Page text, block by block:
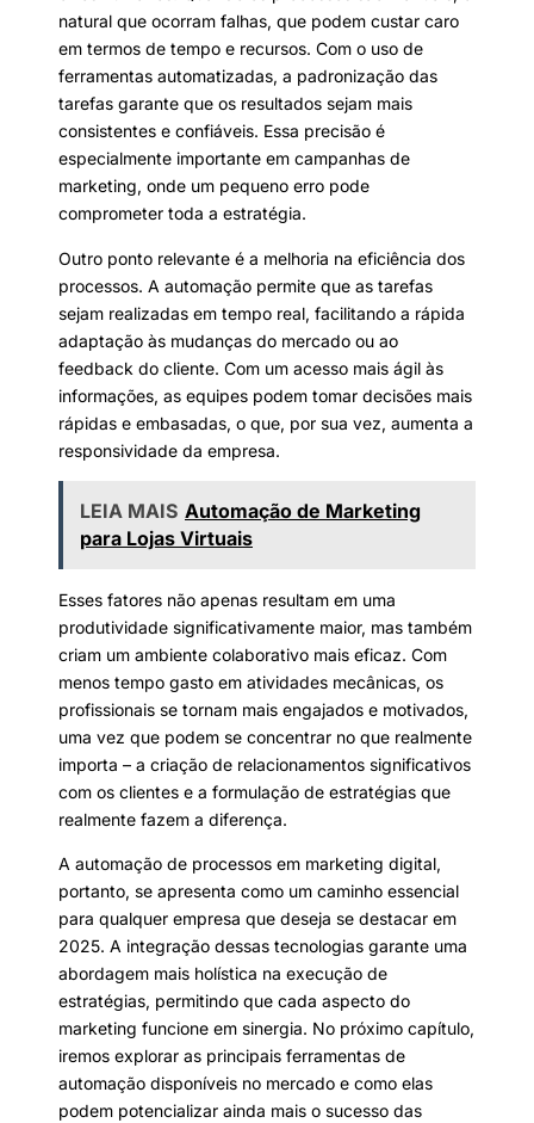
natural que ocorram falhas, que podem custar caro
em termos de tempo e recursos. Com o uso de
ferramentas automatizadas, a padronização das
tarefas garante que os resultados sejam mais
consistentes e confiáveis. Essa precisão é
especialmente importante em campanhas de
marketing, onde um pequeno erro pode
comprometer toda a estratégia.
Outro ponto relevante é a melhoria na eficiência dos
processos. A automação permite que as tarefas
sejam realizadas em tempo real, facilitando a rápida
adaptação às mudanças do mercado ou ao
feedback do cliente. Com um acesso mais ágil às
informações, as equipes podem tomar decisões mais
rápidas e embasadas, o que, por sua vez, aumenta a
responsividade da empresa.
LEIA MAIS Automação de Marketing
para Lojas Virtuais
Esses fatores não apenas resultam em uma
produtividade significativamente maior, mas também
criam um ambiente colaborativo mais eficaz. Com
menos tempo gasto em atividades mecânicas, os
profissionais se tornam mais engajados e motivados,
uma vez que podem se concentrar no que realmente
importa – a criação de relacionamentos significativos
com os clientes e a formulação de estratégias que
realmente fazem a diferença.
A automação de processos em marketing digital,
portanto, se apresenta como um caminho essencial
para qualquer empresa que deseja se destacar em
2025. A integração dessas tecnologias garante uma
abordagem mais holística na execução de
estratégias, permitindo que cada aspecto do
marketing funcione em sinergia. No próximo capítulo,
iremos explorar as principais ferramentas de
automação disponíveis no mercado e como elas
podem potencializar ainda mais o sucesso das